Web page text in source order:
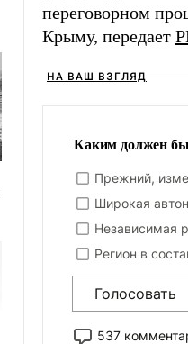
переговорном
Крыму, передает
НА ВАШ ВЗГЛЯД
Каким должен
Прежний,
Широкая
Независимая
Регион в
Голосовать
537